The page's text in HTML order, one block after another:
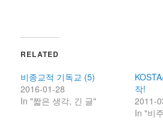
RELATED
비종교적 기독교 (5)
2016-01-28
In "짧은 생각, 긴 글"
작!
2011-
In "비